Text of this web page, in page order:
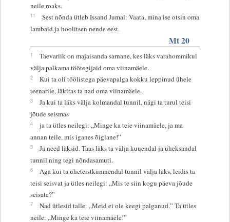
neile roaks.
11
Sest nõnda ütleb Issand Jumal: Vaata, mina ise otsin oma
lambaid ja hoolitsen nende eest.
Mt 20
1
Taevariik on majaisanda sarnane, kes läks varahommikul
välja palkama töötegijaid oma viinamäele.
2
Kui ta oli töölistega päevapalga kokku leppinud ühele
teenarile, läkitas ta nad oma viinamäele.
3
Ja kui ta läks välja kolmandal tunnil, nägi ta turul teisi
jõude seismas
4
ja ta ütles neilegi: „Minge ka teie viinamäele, ja ma
annan teile, mis iganes õiglane!”
5
Ja need läksid. Taas läks ta välja kuuendal ja üheksandal
tunnil ning tegi nõndasamuti.
6
Aga kui ta üheteistkümnendal tunnil välja läks, leidis ta
teisi seisvat ja ütles neilegi: „Mis te siin kogu päeva jõude
seisate?”
7
Nad ütlesid talle: „Meid ei ole keegi palganud.” Ta ütles
neile: „Minge ka teie viinamäele!”